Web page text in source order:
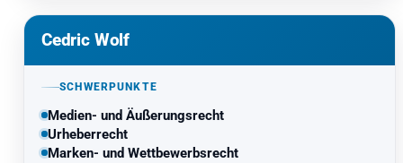
Cedric Wolf
SCHWERPUNKTE
Medien- und Äußerungsrecht
Urheberrecht
Marken- und Wettbewerbsrecht